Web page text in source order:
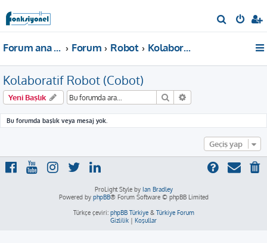
r
Forum ana sayfa Forum Robot Kolaboratif Robot (Cobot)
Kolaboratif Robot (Cobot)
Yeni Başlık Ara
Bu forumda başlık veya mesaj yok.
Geçiş yap
ProLight Style by Ian Bradley
Powered by phpBB® Forum Software © phpBB Limited
Türkçe çeviri: phpBB Türkiye& Türkiye Forum
Gizlilik | Koşullar